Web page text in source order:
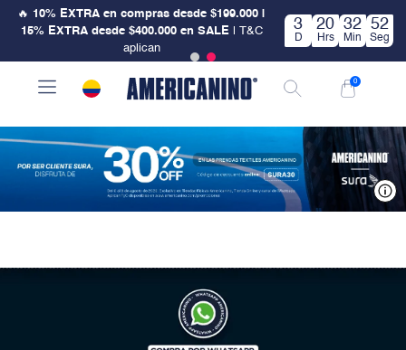
🔥 10% EXTRA en compras desde $199.000 |
15% EXTRA desde $400.000 en SALE| T&C
aplican
3
D
20
Hrs
32
Min
52
Seg
0